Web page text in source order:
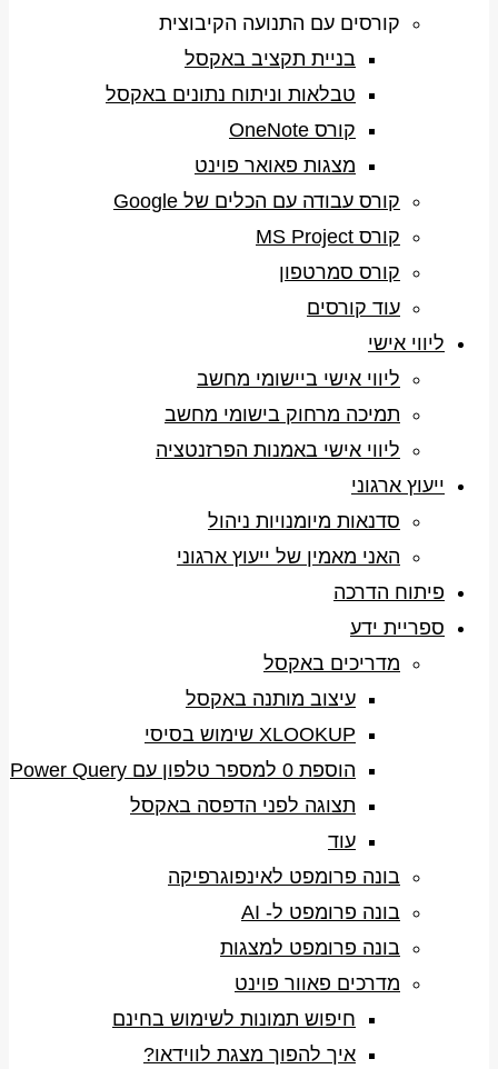
קורסים עם התנועה הקיבוצית
בניית תקציב באקסל
טבלאות וניתוח נתונים באקסל
קורס OneNote
מצגות פאואר פוינט
קורס עבודה עם הכלים של Google
קורס MS Project
קורס סמרטפון
עוד קורסים
ליווי אישי
ליווי אישי ביישומי מחשב
תמיכה מרחוק בישומי מחשב
ליווי אישי באמנות הפרזנטציה
ייעוץ ארגוני
סדנאות מיומנויות ניהול
האני מאמין של ייעוץ ארגוני
פיתוח הדרכה
ספריית ידע
מדריכים באקסל
עיצוב מותנה באקסל
XLOOKUP שימוש בסיסי
הוספת 0 למספר טלפון עם Power Query
תצוגה לפני הדפסה באקסל
עוד
בונה פרומפט לאינפוגרפיקה
בונה פרומפט ל- AI
בונה פרומפט למצגות
מדרכים פאוור פוינט
חיפוש תמונות לשימוש בחינם
איך להפוך מצגת לווידאו?